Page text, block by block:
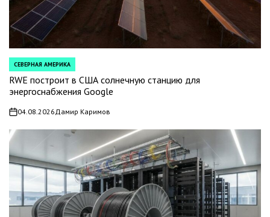
POSTED
IN
СЕВЕРНАЯ АМЕРИКА
RWE построит в США солнечную станцию для
энергоснабжения Google
on04.08.2026 Дамир Каримов